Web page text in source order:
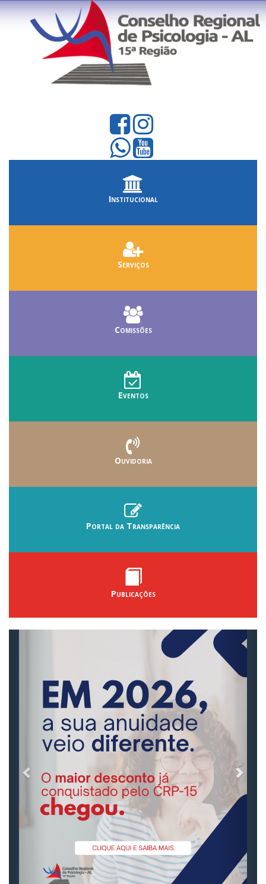
Institucional
Serviços
Comissões
Eventos
Ouvidoria
Portal da Transparência
Publicações